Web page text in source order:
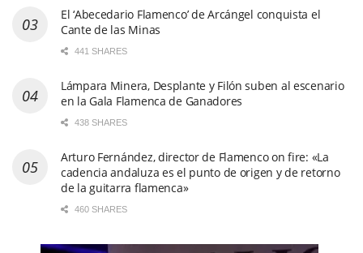
El ‘Abecedario Flamenco’ de Arcángel conquista el
Cante de las Minas
441 SHARES
Lámpara Minera, Desplante y Filón suben al escenario
en la Gala Flamenca de Ganadores
438 SHARES
Arturo Fernández, director de Flamenco on fire: «La
cadencia andaluza es el punto de origen y de retorno
de la guitarra flamenca»
460 SHARES